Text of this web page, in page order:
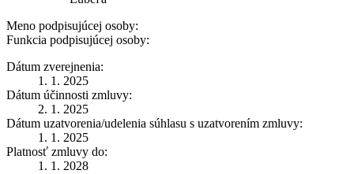
Meno podpisujúcej osoby:
Funkcia podpisujúcej osoby:
Dátum zverejnenia:
1. 1. 2025
Dátum účinnosti zmluvy:
2. 1. 2025
Dátum uzatvorenia/udelenia súhlasu s uzatvorením zmluvy:
1. 1. 2025
Platnosť zmluvy do:
1. 1. 2028